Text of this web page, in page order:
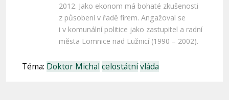
2012. Jako ekonom má bohaté zkušenosti
z působení v řadě firem. Angažoval se
i v komunální politice jako zastupitel a radní
města Lomnice nad Lužnicí (1990 – 2002).
Téma: Doktor Michal celostátnívláda